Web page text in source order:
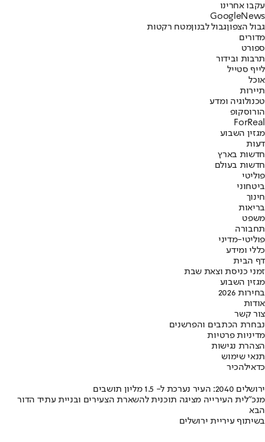
עקבו אחרינו
Googl eNews
גבול הצפוןגבול לבנוןמטח רקטות
מדורים
ספורט
תרבות ובידור
לייף סטייל
אוכל
תיירות
טכנולוגיה ומדע
הורוסקופ
ForReal
מגזין השבוע
דעות
חדשות בארץ
חדשות בעולם
פוליטי
ביטחוני
חינוך
בריאות
משפט
תחבורה
פוליטי-מדיני
כללי ומידע
דף הבית
זמני כניסת וצאת שבת
מגזין השבוע
בחירות 2026
אודות
צור קשר
נבחרת הכתבים והפרשנים
מדיניות פרטיות
הצהרת נגישות
תנאי שימוש
כדאילהכיר
ירושלים 2040: העיר נערכת ל- 1.5 מליון תושבים
מנכ"לית העירייה מציגה תוכנית להשארת הצעירים ובניית עתיד הדור
הבא
בשיתוף עיריית ירושלים